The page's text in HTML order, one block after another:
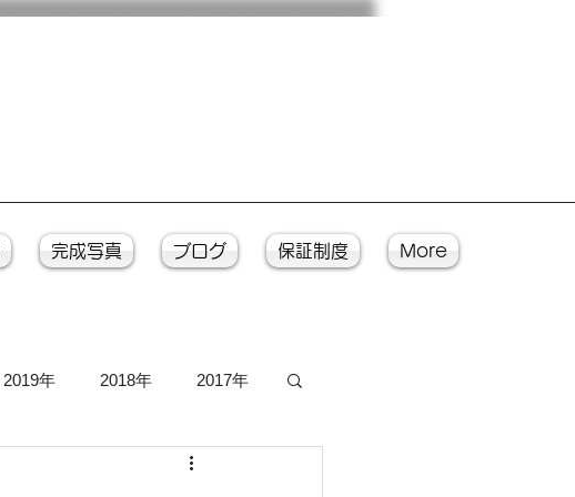
完成写真 ブログ 保証制度 More
2019年 2018年 2017年
入魂式